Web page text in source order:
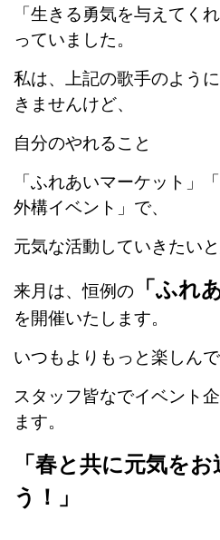
「生きる勇気を与えてく
っていました。
私は、上記の歌手のよう
きませんけど、
自分のやれること
「ふれあいマーケット」
外構イベント」で、
元気な活動していきたい
来月は、恒例の 「ふれ
を開催いたします。
いつもよりもっと楽しん
スタッフ皆なでイベント
ます。
「春と共に元気を
う！」